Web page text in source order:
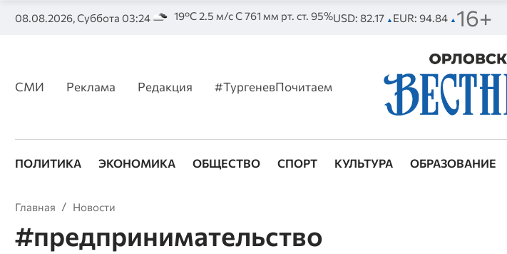
08.08.2026, Суббота 03:24 19°C 2.5 м/с С 761 мм рт. ст. 95%USD: 82.17 ▲ EUR: 94.84 ▲ 16+
СМИ Реклама Редакция #ТургеневПочитаем
ПОЛИТИКА ЭКОНОМИКА ОБЩЕСТВО СПОРТ КУЛЬТУРА ОБРАЗОВАНИЕ
Главная Новости
#предпринимательство